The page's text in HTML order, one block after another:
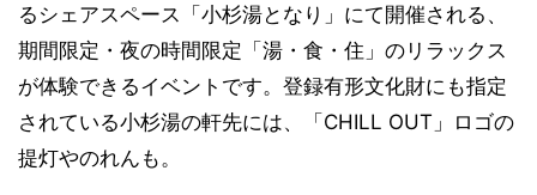
るシェアスペース「小杉湯となり」にて開催される、
期間限定・夜の時間限定「湯・食・住」のリラックス
が体験できるイベントです。登録有形文化財にも指定
されている小杉湯の軒先には、「CHILL OUT」ロゴの
提灯やのれんも。